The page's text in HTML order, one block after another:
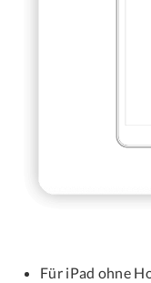
Für iPad ohne